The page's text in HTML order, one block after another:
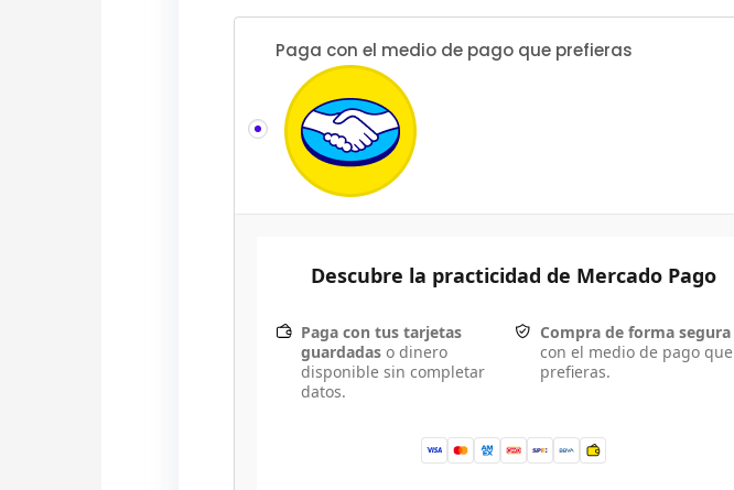
Paga con el medio de pago que prefieras
Descubre la practicidad de Mercado Pago
Paga con tus tarjetas
guardadas o dinero
disponible sin completar
datos.
Compra de forma segura
con el medio de pago que
prefieras.